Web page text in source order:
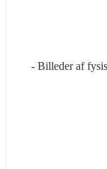
- Billeder af